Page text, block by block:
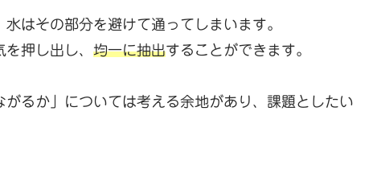
はその部分を避けて通ってしまいます。
押し出し、 均一に抽出することができます。
がるか」については考える余地があり、課題としたい